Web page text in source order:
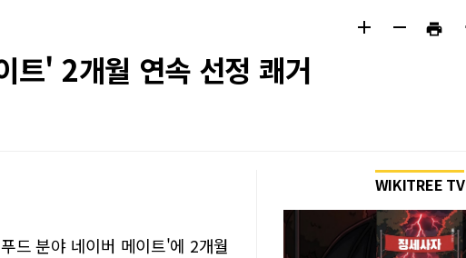
add remove print
트' 2개월 연속 선정 쾌거
드 분야 네이버 메이트'에 2개월
WIKITREE TV